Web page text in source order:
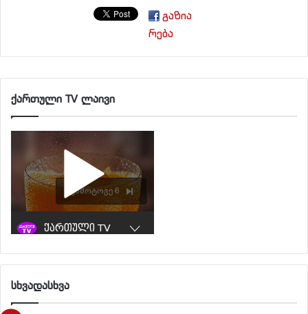
გაზია
რება
ქართული TV ლაივი
სხვადასხვა